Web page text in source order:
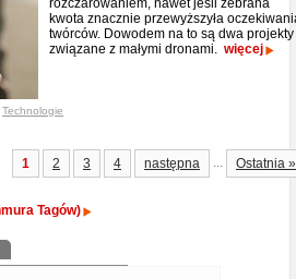
rozczarowaniem, nawet jeśli zebrana
kwota znacznie przewyższyła
twórców. Dowodem na to są dwa projekty
związane z małymi dronami. więcej
Technologie
1 2 3 4 następna ... Ostatnia »
Tagów)